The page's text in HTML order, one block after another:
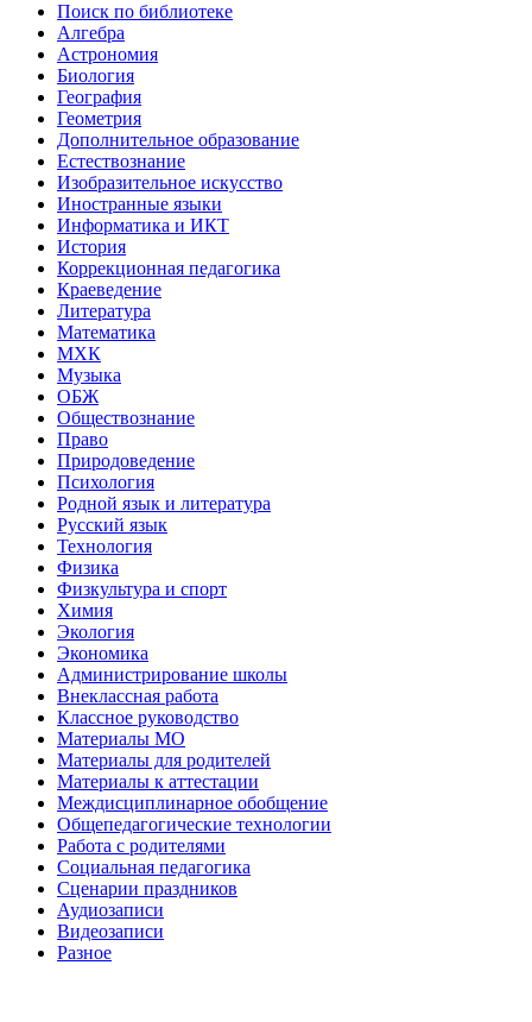
Поиск по библиотеке
Алгебра
Астрономия
Биология
География
Геометрия
Дополнительное образование
Естествознание
Изобразительное искусство
Иностранные языки
Информатика и ИКТ
История
Коррекционная педагогика
Краеведение
Литература
Математика
МХК
Музыка
ОБЖ
Обществознание
Право
Природоведение
Психология
Родной язык и литература
Русский язык
Технология
Физика
Физкультура и спорт
Химия
Экология
Экономика
Администрирование школы
Внеклассная работа
Классное руководство
Материалы МО
Материалы для родителей
Материалы к аттестации
Междисциплинарное обобщение
Общепедагогические технологии
Работа с родителями
Социальная педагогика
Сценарии праздников
Аудиозаписи
Видеозаписи
Разное